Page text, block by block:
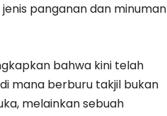
panganan dan minuman
bahwa kini telah
mana berburu takjil bukan
melainkan sebuah